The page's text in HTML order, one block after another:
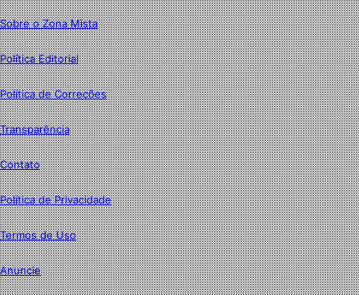
Sobre o Zona Mista
Política Editorial
Política de Correções
Transparência
Contato
Política de Privacidade
Termos de Uso
Anuncie